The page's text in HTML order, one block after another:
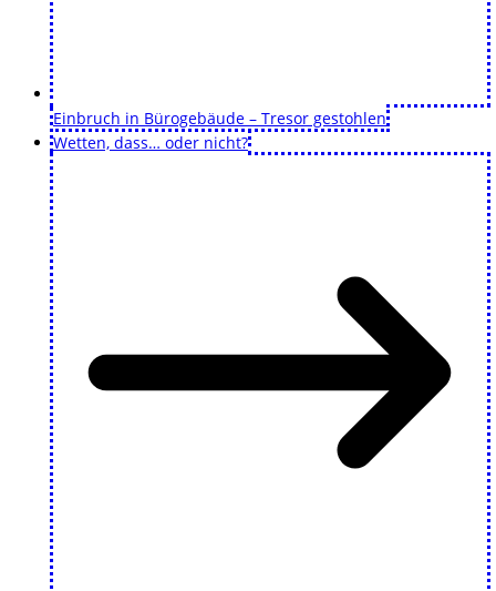
Einbruch in Bürogebäude – Tresor gestohlen
Wetten, dass… oder nicht?